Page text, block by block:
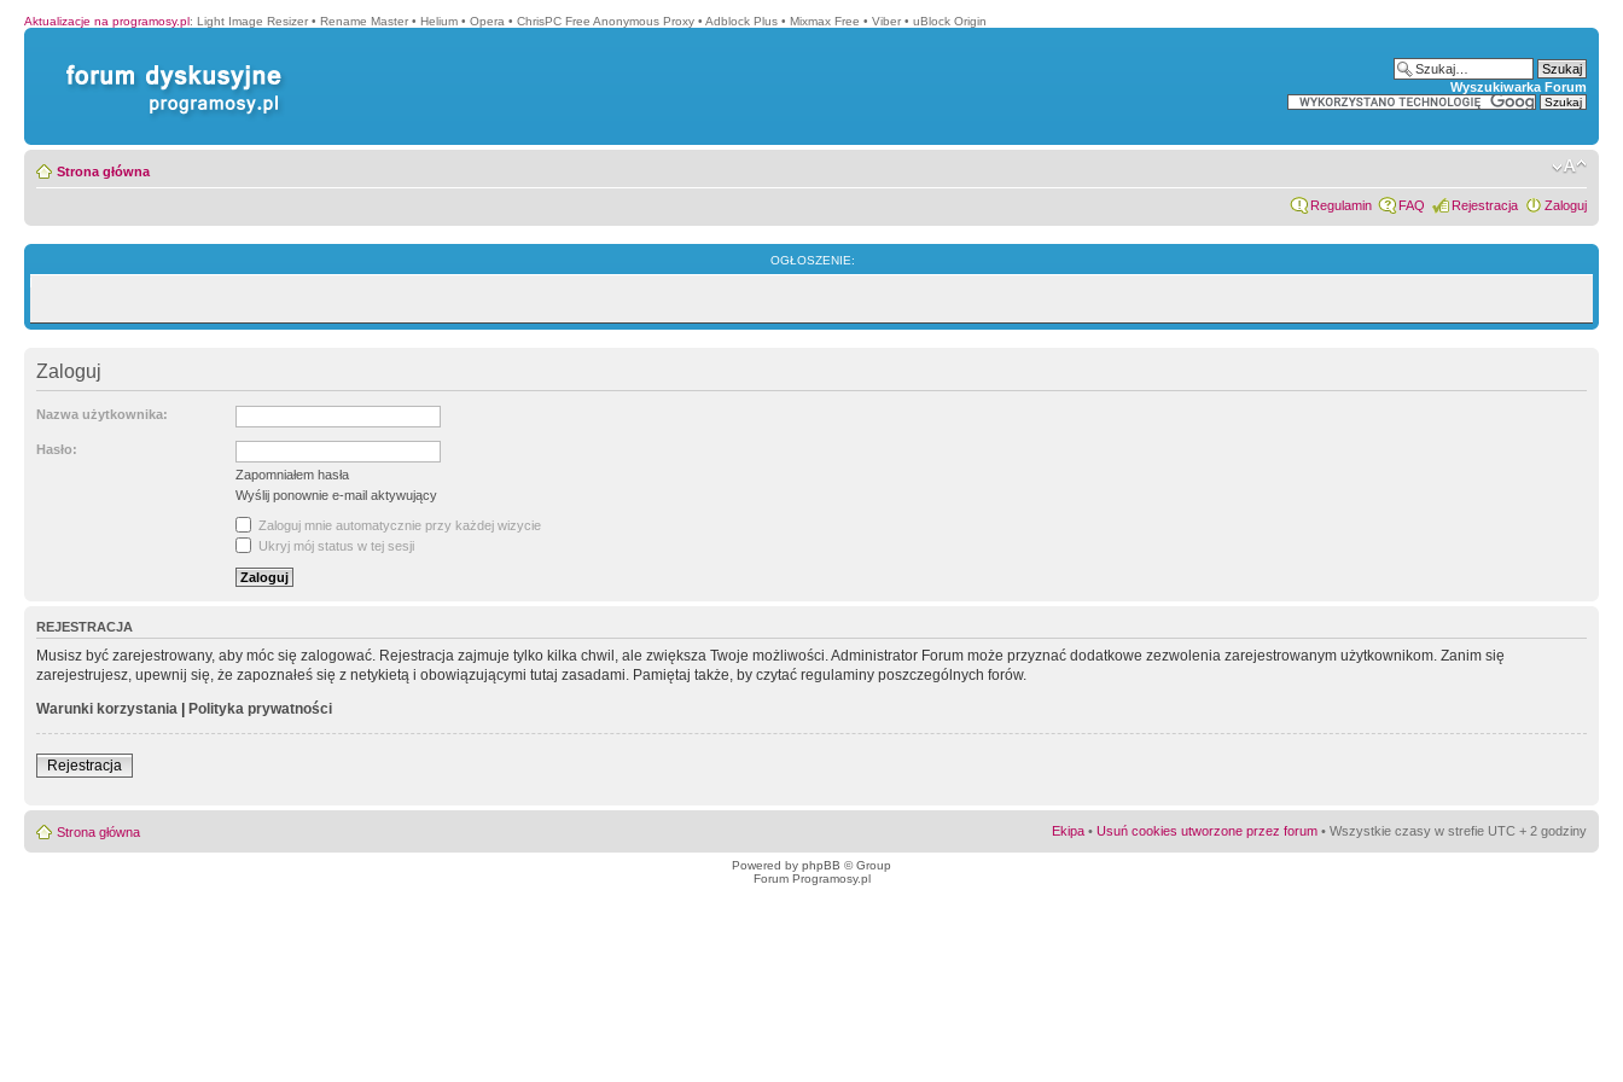
Aktualizacje na programosy.pl: Light Image Resizer • Rename Master • Helium • Opera • ChrisPC Free Anonymous Proxy • Adblock Plus • Mixmax Free • Viber • uBlock Origin
Wyszukiwarka Forum
Strona główna
Regulamin FAQ Rejestracja Zaloguj
OGŁOSZENIE:
Zaloguj
Nazwa użytkownika:
Hasło:
Zapomniałem hasła
Wyślij ponownie e-mail aktywujący
Zaloguj mnie automatycznie przy każdej wizycie
Ukryj mój status w tej sesji
REJESTRACJA
Musisz być zarejestrowany, aby móc się zalogować. Rejestracja zajmuje tylko kilka chwil, ale zwiększa Twoje możliwości. Administrator Forum może przyznać dodatkowe zezwolenia zarejestrowanym użytkownikom. Zanim się
zarejestrujesz, upewnij się, że zapoznałeś się z netykietą i obowiązującymi tutaj zasadami. Pamiętaj także, by czytać regulaminy poszczególnych forów.
Warunki korzystania | Polityka prywatności
Rejestracja
Strona główna Ekipa • Usuń cookies utworzone przez forum • Wszystkie czasy w strefie UTC + 2 godziny
Powered by phpBB © Group
Forum Programosy.pl